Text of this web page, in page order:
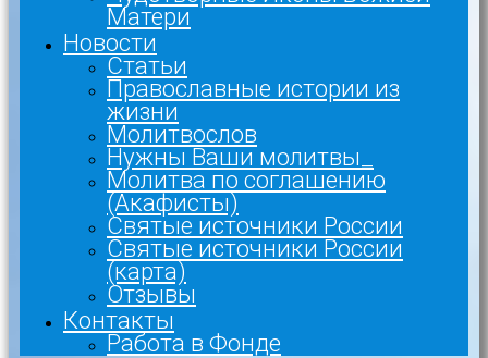
Матери
Новости
Статьи
Православные истории из
жизни
Молитвослов
Нужны Ваши молитвы_
Молитва по соглашению
(Акафисты)
Святые источники России
Святые источники России
(карта)
Отзывы
Контакты
Работа в Фонде